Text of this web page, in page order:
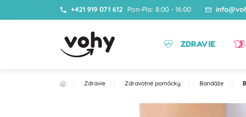
+421 919 071 612 Pon-Pia: 8:00 - 16:00
ZDRAVIE
Zdravie Zdravotné pomôcky Bandáže